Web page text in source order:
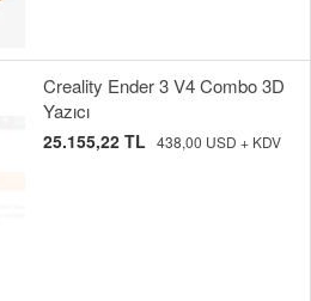
Creality Ender 3 V4 Combo 3D
Yazıcı
25.155,22 TL 438,00 USD + KDV